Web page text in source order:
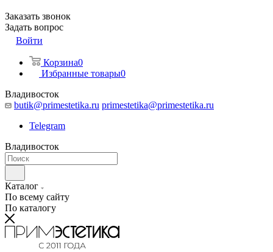
Заказать звонок
Задать вопрос
Войти
Корзина0
Избранные товары0
Владивосток
butik@primestetika.ru primestetika@primestetika.ru
Telegram
Владивосток
Каталог
По всему сайту
По каталогу